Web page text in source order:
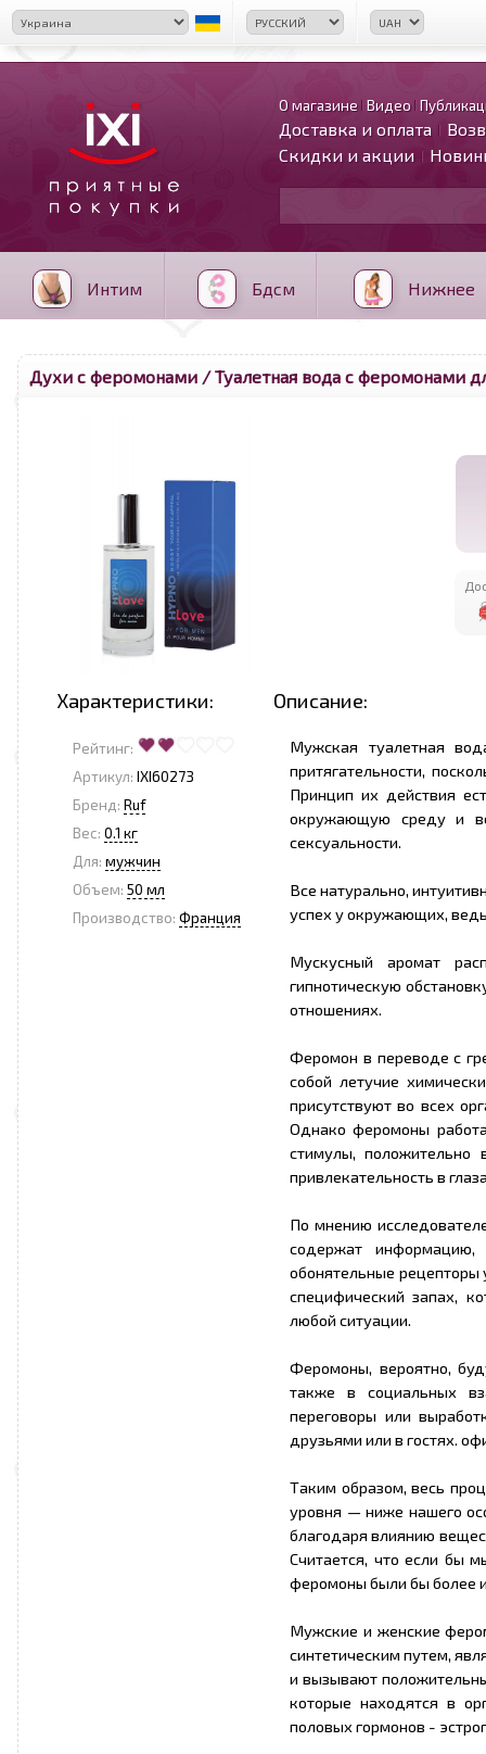
О магазине Видео
Доставка и оплата
Скидки и акции
Интим Бдсм Нижнее
Духи с феромонами / Туалетная вода с феромонами
Характеристики: Описание:
Рейтинг:
Артикул: IXI60273
Бренд: Ruf
Вес: 0.1 кг
Для: мужчин
Объем: 50 мл
Производство: Франция
Мужская туалетная
притягательности,
Принцип их действия
окружающую среду и
сексуальности.
Все натурально,
успех у окружающих,
Мускусный аромат
гипнотическую
отношениях.
Феромон в переводе с
собой летучие
присутствуют во всех
Однако феромоны
стимулы,
привлекательность в
По мнению
содержат информацию,
обонятельные рецепторы
специфический запах,
любой ситуации.
Феромоны, вероятно,
также в социальных
переговоры или
друзьями или в гостях.
Таким образом, весь
уровня — ниже нашего
благодаря влиянию
Считается, что если бы
феромоны были бы более
Мужские и женские
синтетическим путем,
и вызывают
которые находятся в
половых гормонов -